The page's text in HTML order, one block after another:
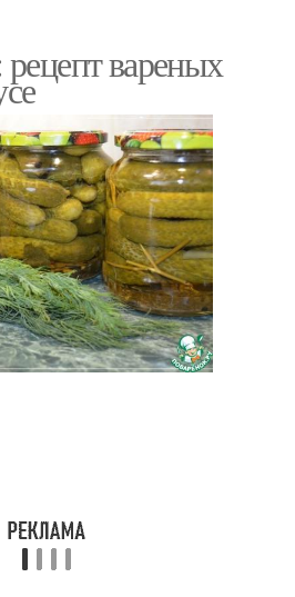
вареных